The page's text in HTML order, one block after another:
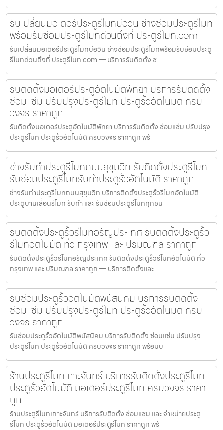
รับเปลี่ยนมอเตอร์ประตูรีโมทบ่อวิน ช่างซ่อมประตูรีโมท
พร้อมรับซ่อมประตูรีโมทด่วนถึงที่ ประตูรีโมท.com
รับเปลี่ยนมอเตอร์ประตูรีโมทบ่อวิน ช่างซ่อมประตูรีโมทพร้อมรับซ่อมประตู
รีโมทด่วนถึงที่ ประตูรีโมท.com — บริการรับติดตั้ง ซ
รับติดตั้งมอเตอร์ประตูอัตโนมัติพัทยา บริการรับติดตั้ง
ซ่อมแซ่ม ปรับปรุงประตูรีโมท ประตูรั้วอัตโนมัติ ครบ
วงจร ราคาถูก
รับติดตั้งมอเตอร์ประตูอัตโนมัติพัทยา บริการรับติดตั้ง ซ่อมแซ่ม ปรับปรุง
ประตูรีโมท ประตูรั้วอัตโนมัติ ครบวงจร ราคาถูก พร้
ช่างรับทำประตูรีโมทถนนสุขุมวิท รับติดตั้งประตูรีโมท
รับซ่อมประตูรีโมทรับทำประตูรั้วอัตโนมัติ ราคาถูก
ช่างรับทำประตูรีโมทถนนสุขุมวิท บริการติดตั้งประตูรั้วรีโมทอัตโนมัติ
ประตูบานเลื่อนรีโมท รับทำ และ รับซ่อมประตูรีโมททุกชน
รับติดตั้งประตูรั้วรีโมทอรัญประเทศ รับติดตั้งประตูรั้ว
รีโมทอัตโนมัติ ทั่ว กรุงเทพ และ ปริมณฑล ราคาถูก
รับติดตั้งประตูรั้วรีโมทอรัญประเทศ รับติดตั้งประตูรั้วรีโมทอัตโนมัติ ทั่ว
กรุงเทพ และ ปริมณฑล ราคาถูก — บริการติดตั้งและ
รับซ่อมประตูรั้วอัตโนมัติพนัสนิคม บริการรับติดตั้ง
ซ่อมแซ่ม ปรับปรุงประตูรีโมท ประตูรั้วอัตโนมัติ ครบ
วงจร ราคาถูก
รับซ่อมประตูรั้วอัตโนมัติพนัสนิคม บริการรับติดตั้ง ซ่อมแซ่ม ปรับปรุง
ประตูรีโมท ประตูรั้วอัตโนมัติ ครบวงจร ราคาถูก พร้อมบ
ร้านประตูรีโมทเกาะจันทร์ บริการรับติดตั้งประตูรีโมท
ประตูรั้วอัตโนมัติ มอเตอร์ประตูรีโมท ครบวงจร ราคา
ถูก
ร้านประตูรีโมทเกาะจันทร์ บริการรับติดตั้ง ซ่อมแซม และ จำหน่ายประตู
รีโมท ประตูรั้วอัตโนมัติ มอเตอร์ประตูรีโมท ราคาถูก พร้